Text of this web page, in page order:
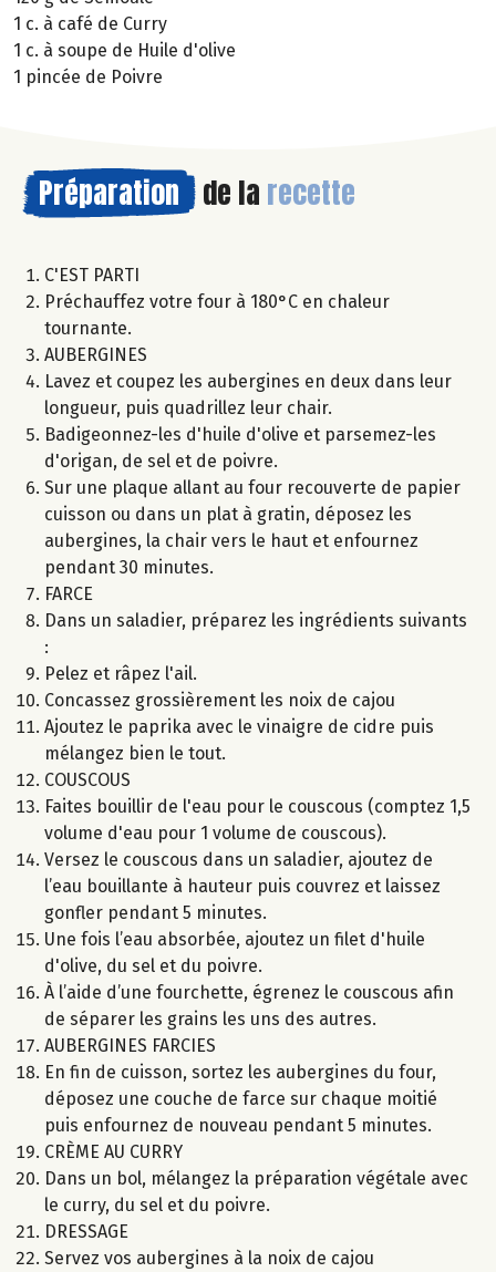
1 c. à café de Curry
1 c. à soupe de Huile d'olive
1 pincée de Poivre
Préparation de la recette
C'EST PARTI
Préchauffez votre four à 180°C en chaleur
tournante.
AUBERGINES
Lavez et coupez les aubergines en deux dans leur
longueur, puis quadrillez leur chair.
Badigeonnez-les d'huile d'olive et parsemez-les
d'origan, de sel et de poivre.
Sur une plaque allant au four recouverte de papier
cuisson ou dans un plat à gratin, déposez les
aubergines, la chair vers le haut et enfournez
pendant 30 minutes.
FARCE
Dans un saladier, préparez les ingrédients suivants
:
Pelez et râpez l'ail.
Concassez grossièrement les noix de cajou
Ajoutez le paprika avec le vinaigre de cidre puis
mélangez bien le tout.
COUSCOUS
Faites bouillir de l'eau pour le couscous (comptez 1,5
volume d'eau pour 1 volume de couscous).
Versez le couscous dans un saladier, ajoutez de
l’eau bouillante à hauteur puis couvrez et laissez
gonfler pendant 5 minutes.
Une fois l’eau absorbée, ajoutez un filet d'huile
d'olive, du sel et du poivre.
À l’aide d’une fourchette, égrenez le couscous afin
de séparer les grains les uns des autres.
AUBERGINES FARCIES
En fin de cuisson, sortez les aubergines du four,
déposez une couche de farce sur chaque moitié
puis enfournez de nouveau pendant 5 minutes.
CRÈME AU CURRY
Dans un bol, mélangez la préparation végétale avec
le curry, du sel et du poivre.
DRESSAGE
Servez vos aubergines à la noix de cajou